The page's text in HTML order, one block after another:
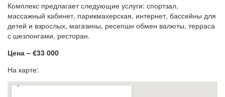
Комплекс предлагает следующие услуги: спортзал,
массажный кабинет, парикмахерская, интернет, бассейны для
детей и взрослых, магазины, ресепшн обмен валюты, терраса
с шезлонгами, ресторан.
Цена – €33 000
На карте: